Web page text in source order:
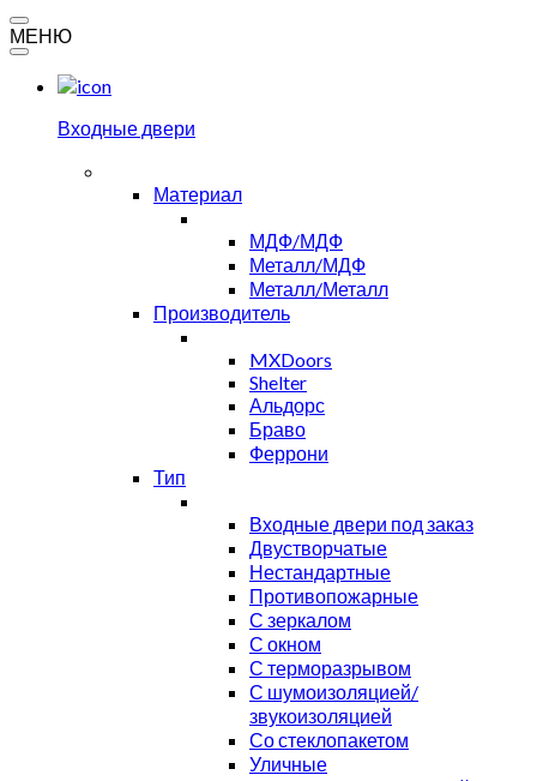
МЕНЮ
Входные двери
Материал
МДФ/МДФ
Металл/МДФ
Металл/Металл
Производитель
MXDoors
Shelter
Альдорс
Браво
Феррони
Тип
Входные двери под заказ
Двустворчатые
Нестандартные
Противопожарные
С зеркалом
С окном
С терморазрывом
С шумоизоляцией/
звукоизоляцией
Со стеклопакетом
Уличные